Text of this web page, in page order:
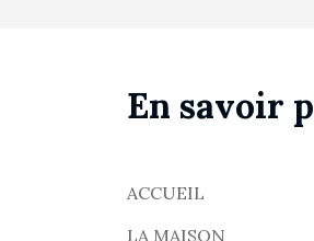
En savoir
ACCUEIL
LA MAISON